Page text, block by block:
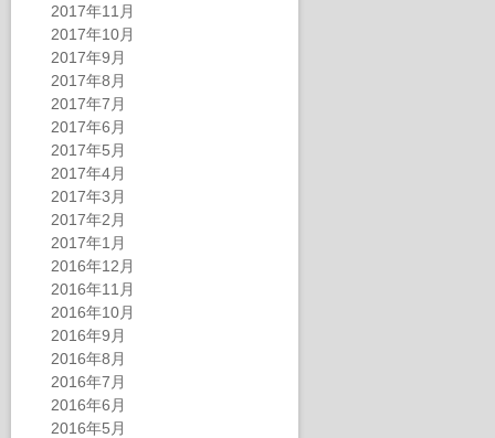
2017年11月
2017年10月
2017年9月
2017年8月
2017年7月
2017年6月
2017年5月
2017年4月
2017年3月
2017年2月
2017年1月
2016年12月
2016年11月
2016年10月
2016年9月
2016年8月
2016年7月
2016年6月
2016年5月